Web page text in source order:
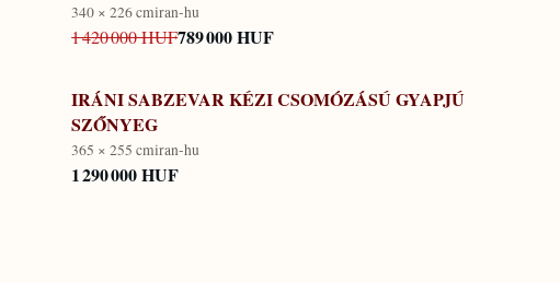
340 × 226 cmiran-hu
1 420 000 HUF789 000 HUF
IRÁNI SABZEVAR KÉZI CSOMÓZÁSÚ GYAPJÚ
SZŐNYEG
365 × 255 cmiran-hu
1 290 000 HUF